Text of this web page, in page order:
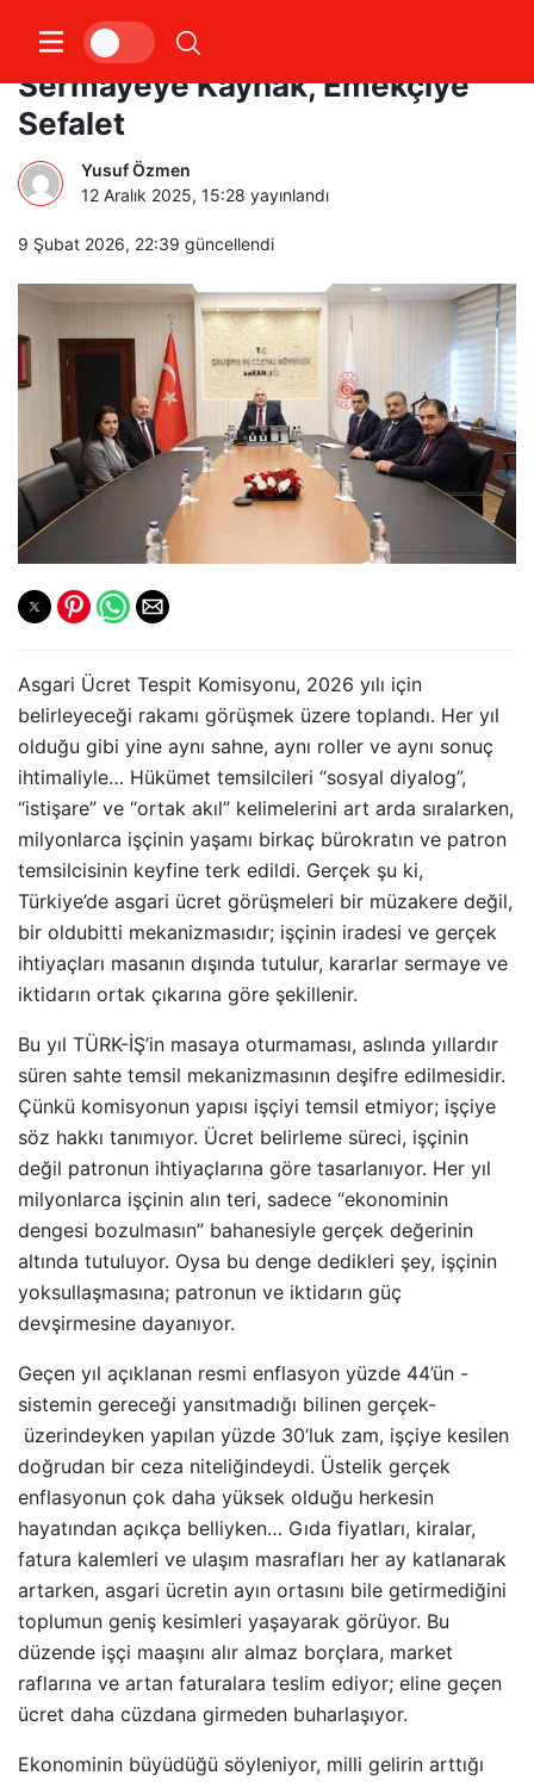
Askeri ücret Tiyatrosu;
Sermayeye Kaynak, Emekçiye
Sefalet
Yusuf Özmen
12 Aralık 2025, 15:28 yayınlandı
9 Şubat 2026, 22:39 güncellendi
Asgari Ücret Tespit Komisyonu, 2026 yılı için
belirleyeceği rakamı görüşmek üzere toplandı. Her yıl
olduğu gibi yine aynı sahne, aynı roller ve aynı sonuç
ihtimaliyle… Hükümet temsilcileri “sosyal diyalog”,
“istişare” ve “ortak akıl” kelimelerini art arda sıralarken,
milyonlarca işçinin yaşamı birkaç bürokratın ve patron
temsilcisinin keyfine terk edildi. Gerçek şu ki,
Türkiye’de asgari ücret görüşmeleri bir müzakere değil,
bir oldubitti mekanizmasıdır; işçinin iradesi ve gerçek
ihtiyaçları masanın dışında tutulur, kararlar sermaye ve
iktidarın ortak çıkarına göre şekillenir.
Bu yıl TÜRK-İŞ’in masaya oturmaması, aslında yıllardır
süren sahte temsil mekanizmasının deşifre edilmesidir.
Çünkü komisyonun yapısı işçiyi temsil etmiyor; işçiye
söz hakkı tanımıyor. Ücret belirleme süreci, işçinin
değil patronun ihtiyaçlarına göre tasarlanıyor. Her yıl
milyonlarca işçinin alın teri, sadece “ekonominin
dengesi bozulmasın” bahanesiyle gerçek değerinin
altında tutuluyor. Oysa bu denge dedikleri şey, işçinin
yoksullaşmasına; patronun ve iktidarın güç
devşirmesine dayanıyor.
Geçen yıl açıklanan resmi enflasyon yüzde 44’ün -
sistemin gereceği yansıtmadığı bilinen gerçek-
üzerindeyken yapılan yüzde 30’luk zam, işçiye kesilen
doğrudan bir ceza niteliğindeydi. Üstelik gerçek
enflasyonun çok daha yüksek olduğu herkesin
hayatından açıkça belliyken… Gıda fiyatları, kiralar,
fatura kalemleri ve ulaşım masrafları her ay katlanarak
artarken, asgari ücretin ayın ortasını bile getirmediğini
toplumun geniş kesimleri yaşayarak görüyor. Bu
düzende işçi maaşını alır almaz borçlara, market
raflarına ve artan faturalara teslim ediyor; eline geçen
ücret daha cüzdana girmeden buharlaşıyor.
Ekonominin büyüdüğü söyleniyor, milli gelirin arttığı